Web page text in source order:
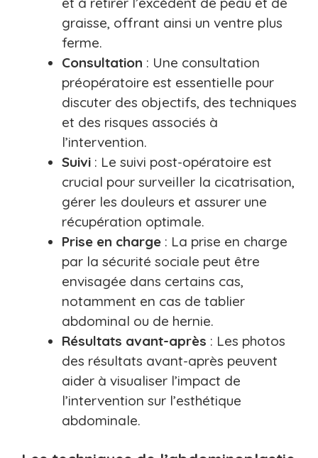
graisse, offrant ainsi un ventre plus
ferme.
Consultation : Une consultation
préopératoire est essentielle pour
discuter des objectifs, des techniques
et des risques associés à
l’intervention.
Suivi : Le suivi post-opératoire est
crucial pour surveiller la cicatrisation,
gérer les douleurs et assurer une
récupération optimale.
Prise en charge : La prise en charge
par la sécurité sociale peut être
envisagée dans certains cas,
notamment en cas de tablier
abdominal ou de hernie.
Résultats avant-après : Les photos
des résultats avant-après peuvent
aider à visualiser l’impact de
l’intervention sur l’esthétique
abdominale.